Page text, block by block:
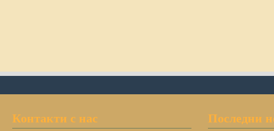
Контакти с нас Последни